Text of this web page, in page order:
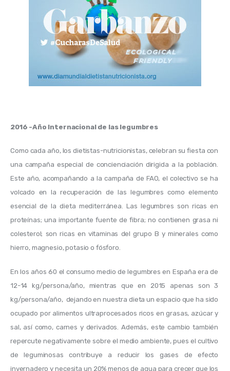
2016 -Año Internacional de las legumbres
Como cada año, los dietistas-nutricionistas, celebran su fiesta con
una campaña especial de concienciación dirigida a la población.
Este año, acompañando a la campaña de FAO, el colectivo se ha
volcado en la recuperación de las legumbres como elemento
esencial de la dieta mediterránea. Las legumbres son ricas en
proteínas; una importante fuente de fibra; no contienen grasa ni
colesterol; son ricas en vitaminas del grupo B y minerales como
hierro, magnesio, potasio o fósforo.
En los años 60 el consumo medio de legumbres en España era de
12-14 kg/persona/año, mientras que en 2015 apenas son 3
kg/persona/año,  dejando en nuestra dieta un espacio que ha sido
ocupado por alimentos ultraprocesados ricos en grasas, azúcar y
sal, así como, carnes y derivados. Además, este cambio también
repercute negativamente sobre el medio ambiente, pues el cultivo
de leguminosas contribuye a reducir los gases de efecto
invernadero y necesita un 20% menos de agua para crecer que los